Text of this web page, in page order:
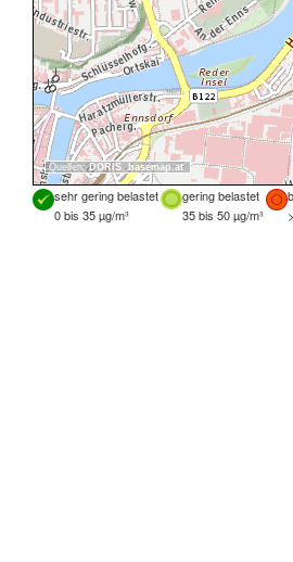
Quellen:DORIS, basemap.at
sehr gering belastet gering belastet
0 bis 35 µg/m³
35 bis 50 µg/m³